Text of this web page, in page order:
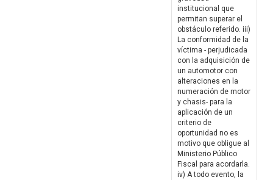
institucional que
permitan superar el
obstáculo referido. iii)
La conformidad de la
víctima - perjudicada
con la adquisición de
un automotor con
alteraciones en la
numeración de motor
y chasis- para la
aplicación de un
criterio de
oportunidad no es
motivo que obligue al
Ministerio Público
Fiscal para acordarla.
iv) A todo evento, la